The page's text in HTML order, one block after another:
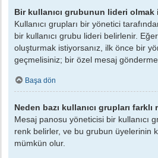
Bir kullanıcı grubunun lideri
Kullanıcı grupları bir yönetici
bir kullanıcı grubu lideri belirlenir.
oluşturmak istiyorsanız, ilk önce bir
geçmelisiniz; bir özel mesaj
Başa dön
Neden bazı kullanıcı grupları
Mesaj panosu yöneticisi bir kullanıcı
renk belirler, ve bu grubun üyelerinin
mümkün olur.